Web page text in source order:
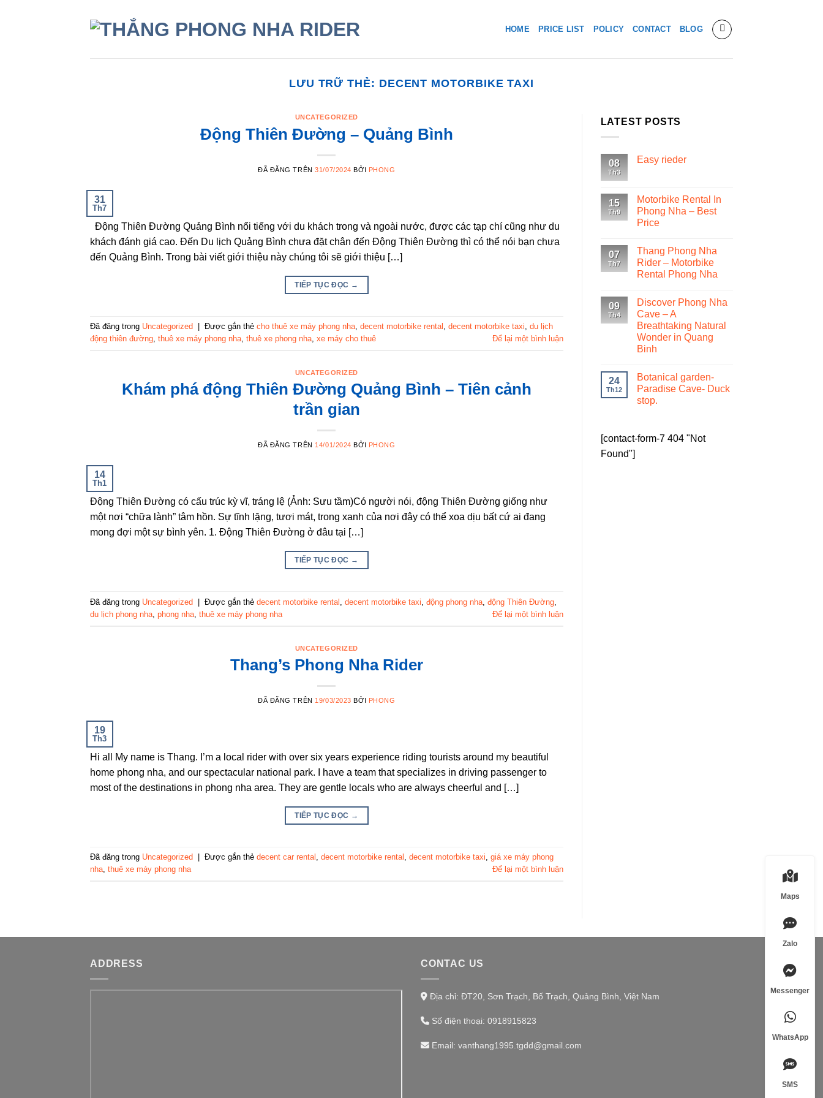
HOME PRICE LIST POLICY CONTACT BLOG
LƯU TRỮ THẺ: DECENT MOTORBIKE TAXI
UNCATEGORIZED
Động Thiên Đường – Quảng Bình
ĐÃ ĐĂNG TRÊN31/07/2024 BỞI PHONG
31
Th7
Động Thiên Đường Quảng Bình nổi tiếng với du khách trong và ngoài nước, được các tạp chí cũng như du
khách đánh giá cao. Đến Du lịch Quảng Bình chưa đặt chân đến Động Thiên Đường thì có thể nói bạn chưa
đến Quảng Bình. Trong bài viết giới thiệu này chúng tôi sẽ giới thiệu […]
TIẾP TỤC ĐỌC →
Đã đăng trong Uncategorized Được gắn thẻ cho thuê xe máy phong nha, decent motorbike rental , decent motorbike taxi, du lịch
động thiên đường, thuê xe máy phong nha, thuê xe phong nha, xe máy cho thuê Để lại một bình luận
UNCATEGORIZED
Khám phá động Thiên Đường Quảng Bình – Tiên cảnh
trần gian
ĐÃ ĐĂNG TRÊN14/01/2024 BỞI PHONG
14
Th1
Động Thiên Đường có cấu trúc kỳ vĩ, tráng lệ (Ảnh: Sưu tầm)Có người nói, động Thiên Đường giống như
một nơi “chữa lành” tâm hồn. Sự tĩnh lặng, tươi mát, trong xanh của nơi đây có thể xoa dịu bất cứ ai đang
mong đợi một sự bình yên. 1. Động Thiên Đường ở đâu tại […]
TIẾP TỤC ĐỌC →
Đã đăng trong Uncategorized Được gắn thẻ decent motorbike rental decent motorbike taxi động phong nha động Thiên Đường
du lịch phong nha phong nha thuê xe máy phong nha Để lại một bình luận
UNCATEGORIZED
Thang’s Phong Nha Rider
ĐÃ ĐĂNG TRÊN 19/03/2023 BỞI PHONG
19
Th3
Hi all My name is Thang. I’m a local rider with over six years experience riding tourists around my beautiful
home phong nha, and our spectacular national park. I have a team that specializes in driving passenger to
most of the destinations in phong nha area. They are gentle locals who are always cheerful and […]
TIẾP TỤC ĐỌC →
Đã đăng trong Uncategorized Được gắn thẻ decent car rental , decent motorbike rental , decent motorbike taxi, giá xe máy phong
nha, thuê xe máy phong nha Để lại một bình luận
LATEST POSTS
08
Th3
Easy rieder
15
Th9
Motorbike Rental In
Phong Nha – Best
Price
07
Th7
Thang Phong Nha
Rider – Motorbike
Rental Phong Nha
09
Th4
Discover Phong Nha
Cave – A
Breathtaking Natural
Wonder in Quang
Binh
24
Th12
Botanical garden-
Paradise Cave- Duck
stop.
[contact-form-7 404 "Not
Found"]
ADDRESS CONTAC US
Địa chỉ: ĐT20, Sơn Trạch, Bố Trạch, Quảng Bình, Việt Nam
Số điện thoại: 0918915823
Email: vanthang1995.tgdd@gmail.com
Maps
Zalo
Messenger
WhatsApp
SMS